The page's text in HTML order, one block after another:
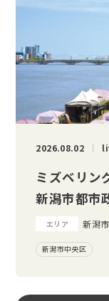
2026.08.02
ミズベリン
新潟市都市
エリア 新潟市
新潟市中央区